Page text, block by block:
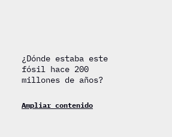
¿Dónde estaba este
fósil hace 200
millones de años?
Ampliar contenido